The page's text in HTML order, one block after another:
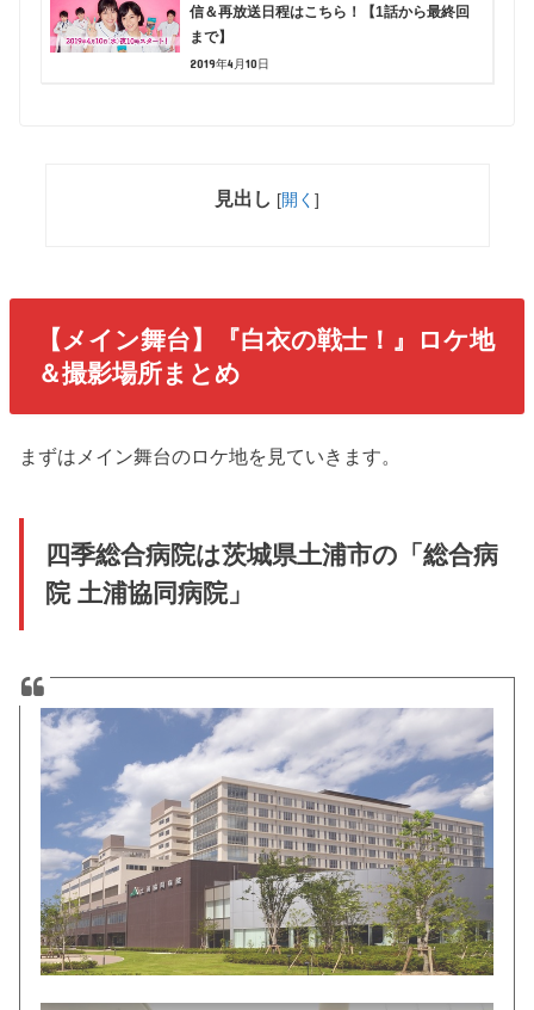
信＆再放送日程はこちら！【1話から最終回
まで】
2019年4月10日
見出し [開く ]
【メイン舞台】『白衣の戦士！』ロケ地
＆撮影場所まとめ
まずはメイン舞台のロケ地を見ていきます。
四季総合病院は茨城県土浦市の「総合病
院 土浦協同病院」